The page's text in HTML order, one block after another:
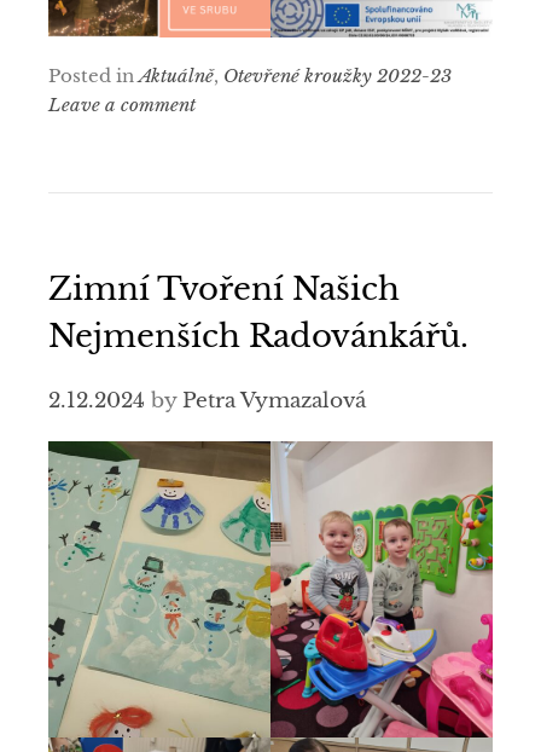
Posted in Aktuálně, Otevřené kroužky 2022-23
Leave a comment
Zimní Tvoření Našich
Nejmenších Radovánkářů.
2.12.2024 byPetra Vymazalová